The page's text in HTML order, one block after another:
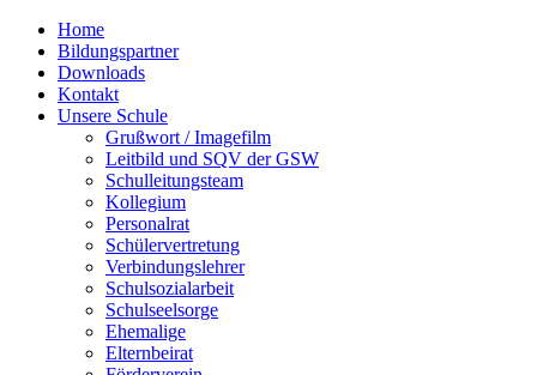
Home
Bildungspartner
Downloads
Kontakt
Unsere Schule
Grußwort / Imagefilm
Leitbild und SQV der GSW
Schulleitungsteam
Kollegium
Personalrat
Schülervertretung
Verbindungslehrer
Schulsozialarbeit
Schulseelsorge
Ehemalige
Elternbeirat